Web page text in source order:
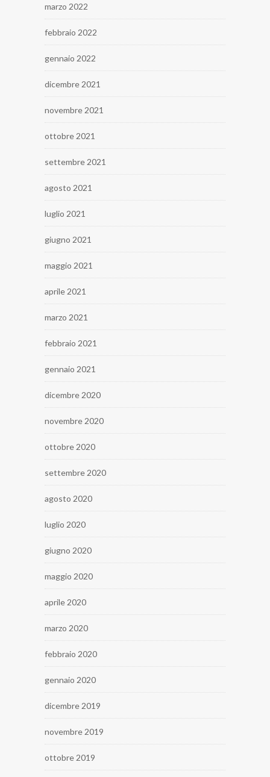
marzo 2022
febbraio 2022
gennaio 2022
dicembre 2021
novembre 2021
ottobre 2021
settembre 2021
agosto 2021
luglio 2021
giugno 2021
maggio 2021
aprile 2021
marzo 2021
febbraio 2021
gennaio 2021
dicembre 2020
novembre 2020
ottobre 2020
settembre 2020
agosto 2020
luglio 2020
giugno 2020
maggio 2020
aprile 2020
marzo 2020
febbraio 2020
gennaio 2020
dicembre 2019
novembre 2019
ottobre 2019